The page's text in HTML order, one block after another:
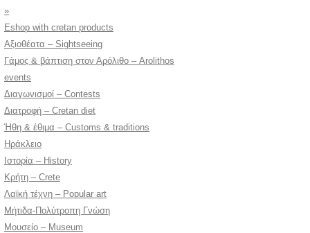
»
Eshop with cretan products
Αξιοθέατα – Sightseeing
Γάμος & βάπτιση στον Αρόλιθο – Arolithos
events
Διαγωνισμοί – Contests
Διατροφή – Cretan diet
Ήθη & έθιμα – Customs & traditions
Ηράκλειο
Ιστορία – History
Κρήτη – Crete
Λαϊκή τέχνη – Popular art
Μήτιδα-Πολύτροπη Γνώση
Μουσείο – Museum